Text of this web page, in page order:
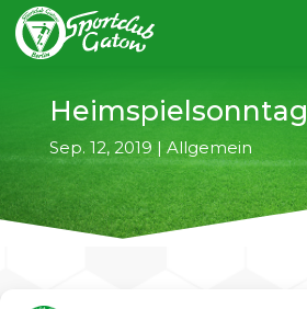
Heimspielsonntag
Sep. 12, 2019 | Allgemein